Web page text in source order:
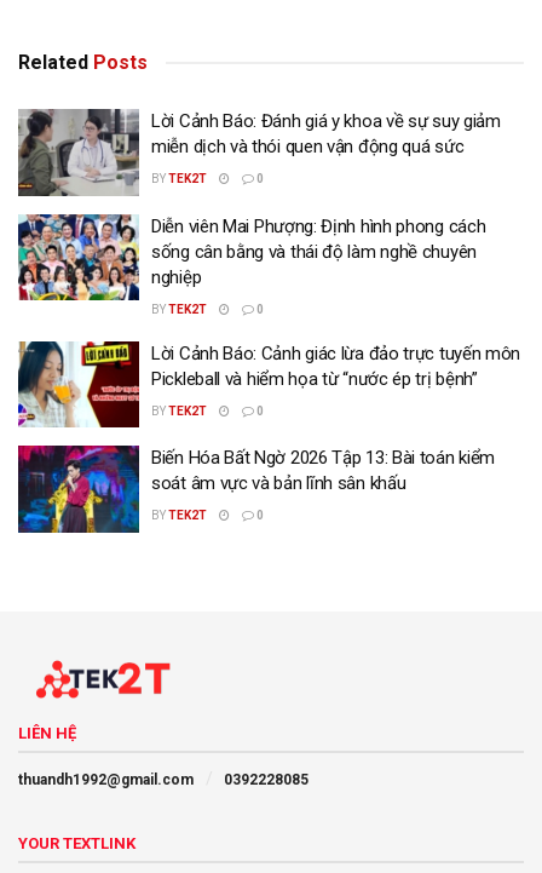
Related Posts
Lời Cảnh Báo: Đánh giá y khoa về sự suy giảm
miễn dịch và thói quen vận động quá sức
BYTEK2T 0
Diễn viên Mai Phượng: Định hình phong cách
sống cân bằng và thái độ làm nghề chuyên
nghiệp
BYTEK2T 0
Lời Cảnh Báo: Cảnh giác lừa đảo trực tuyến môn
Pickleball và hiểm họa từ “nước ép trị bệnh”
BYTEK2T 0
Biến Hóa Bất Ngờ 2026 Tập 13: Bài toán kiểm
soát âm vực và bản lĩnh sân khấu
BYTEK2T 0
LIÊN HỆ
thuandh1992@gmail.com 0392228085
YOUR TEXTLINK